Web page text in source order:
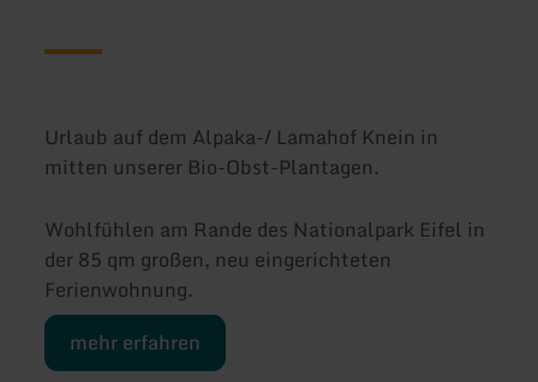
Urlaub auf dem Alpaka-/ Lamahof Knein in
mitten unserer Bio-Obst-Plantagen.
Wohlfühlen am Rande des Nationalpark Eifel in
der 85 qm großen, neu eingerichteten
Ferienwohnung.
mehr erfahren